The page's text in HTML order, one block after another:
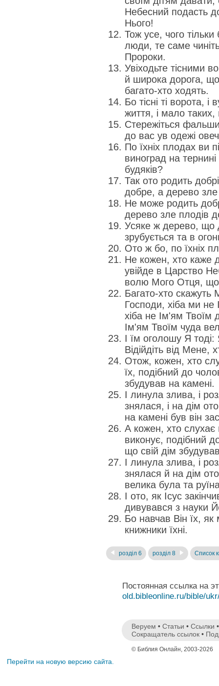
Небесний подасть
Нього!
Тож усе, чого
люди, те саме
Пророки.
Увіходьте тісними
й широка дорога,
багато-хто ходять.
Бо тісні ті ворота,
життя, і мало таких,
Стережіться
до вас ув одежі
По їхніх плодах ви
виноград на
будяків?
Так ото родить
добре, а дерево
Не може родить
дерево зле плодів
Усяке ж дерево, що
зрубується та в
Ото ж бо, по їхніх
Не кожен, хто каже
увійде в Царство
волю Мого Отця, що
Багато-хто скажуть
Господи, хіба ми
хіба не Ім'ям Твоїм
Ім'ям Твоїм чуда
І їм оголошу Я
Відійдіть від Мене,
Отож, кожен, хто
їх, подібний до
збудував на камені.
І линула злива, і
знялася, і на дім
на камені був він
А кожен, хто слухає
виконує, подібний
що свій дім
І линула злива, і
знялася й на дім
велика була та
І ото, як Ісус
дивувався з науки
Бо навчав Він їх,
книжники їхні.
розділ 6 розділ 8 Список
Постоянная ссылка на
old.bibleonline.ru/bible/
Веруем • Статьи • Ссылки
Сокращатель ссылок •
© Библия Онлайн, 2003-2026
Перейти на новую версию сайта.